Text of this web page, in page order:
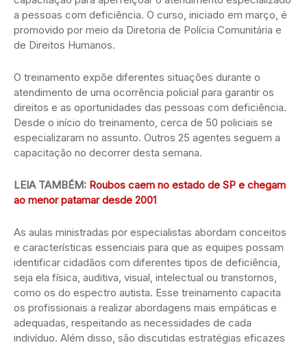
a pessoas com deficiência. O curso, iniciado em março, é
promovido por meio da Diretoria de Polícia Comunitária e
de Direitos Humanos.
O treinamento expõe diferentes situações durante o
atendimento de uma ocorrência policial para garantir os
direitos e as oportunidades das pessoas com deficiência.
Desde o início do treinamento, cerca de 50 policiais se
especializaram no assunto. Outros 25 agentes seguem a
capacitação no decorrer desta semana.
LEIA TAMBÉM: Roubos caem no estado de SP e chegam
ao menor patamar desde 2001
As aulas ministradas por especialistas abordam conceitos
e características essenciais para que as equipes possam
identificar cidadãos com diferentes tipos de deficiência,
seja ela física, auditiva, visual, intelectual ou transtornos,
como os do espectro autista. Esse treinamento capacita
os profissionais a realizar abordagens mais empáticas e
adequadas, respeitando as necessidades de cada
indivíduo. Além disso, são discutidas estratégias eficazes